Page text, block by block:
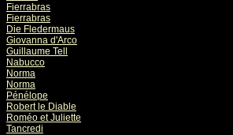
Fierrabras
Fierrabras
Die Fledermaus
Giovanna d'Arco
Guillaume Tell
Nabucco
Norma
Norma
Pénélope
Robert le Diable
Roméo et Juliette
Tancredi